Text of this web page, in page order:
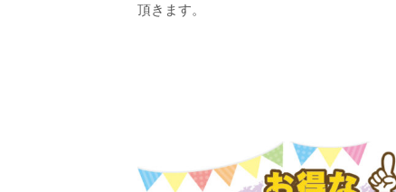
頂きます。